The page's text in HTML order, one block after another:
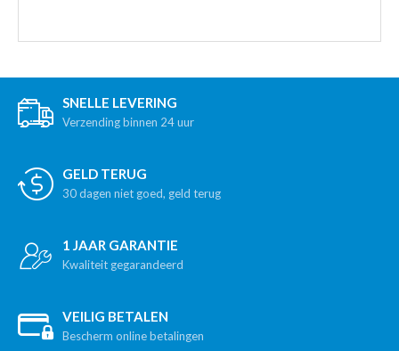
SNELLE LEVERING
Verzending binnen 24 uur
GELD TERUG
30 dagen niet goed, geld terug
1 JAAR GARANTIE
Kwaliteit gegarandeerd
VEILIG BETALEN
Bescherm online betalingen